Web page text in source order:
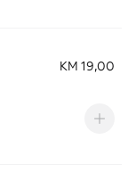
KM 19,00